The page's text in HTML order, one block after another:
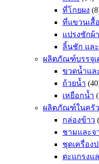
ที่โกยผง
ที่แขวนเสื้อ
แปรงซักผ้า
ลิ้นชัก แล
ผลิตภัณฑ์บรรจุเ
ขวดน้ำแล
ถ้วยน้ำ
เหยือกน้ำ
ผลิตภัณฑ์ในครัว
กล่องข้าว
ชามและจ
ชุดเครื่อง
ตะแกรงแ